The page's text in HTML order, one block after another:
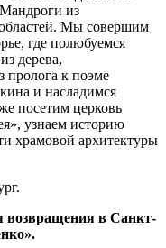
из
Мы совершим
где полюбуемся
дерева,
к поэме
и насладимся
посетим церковь
узнаем историю
храмовой архитектуры
возвращения в Санкт-